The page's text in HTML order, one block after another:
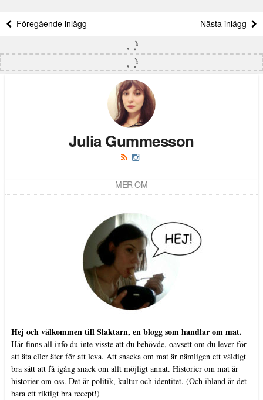
Föregående inlägg Nästa inlägg
Julia Gummesson
MER OM
Hej och välkommen till Slaktarn, en blogg som handlar om mat.
Här finns all info du inte visste att du behövde, oavsett om du lever för
att äta eller äter för att leva. Att snacka om mat är nämligen ett väldigt
bra sätt att få igång snack om allt möjligt annat. Historier om mat är
historier om oss. Det är politik, kultur och identitet. (Och ibland är det
bara ett riktigt bra recept!)